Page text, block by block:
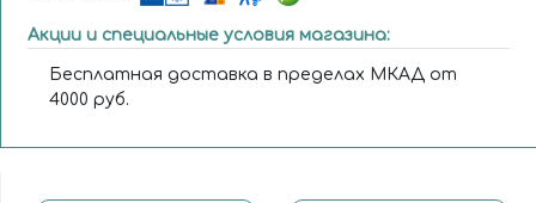
Акции и специальные условия магазина:
Бесплатная доставка в пределах МКАД от
4000 руб.